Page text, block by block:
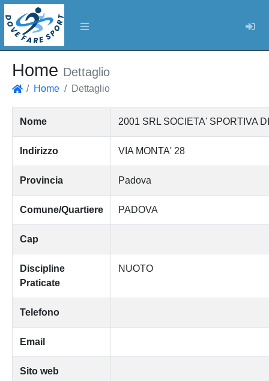
Home Dettaglio
Home Dettaglio
Nome 2001 SRL SOCIETA' SPORTIVA
Indirizzo VIA MONTA' 28
Provincia Padova
Comune/Quartiere PADOVA
Cap
Discipline
Praticate
NUOTO
Telefono
Email
Sito web